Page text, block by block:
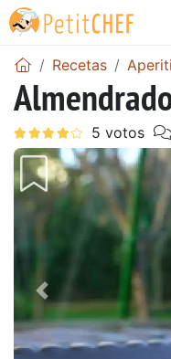
Recetas
Anterior